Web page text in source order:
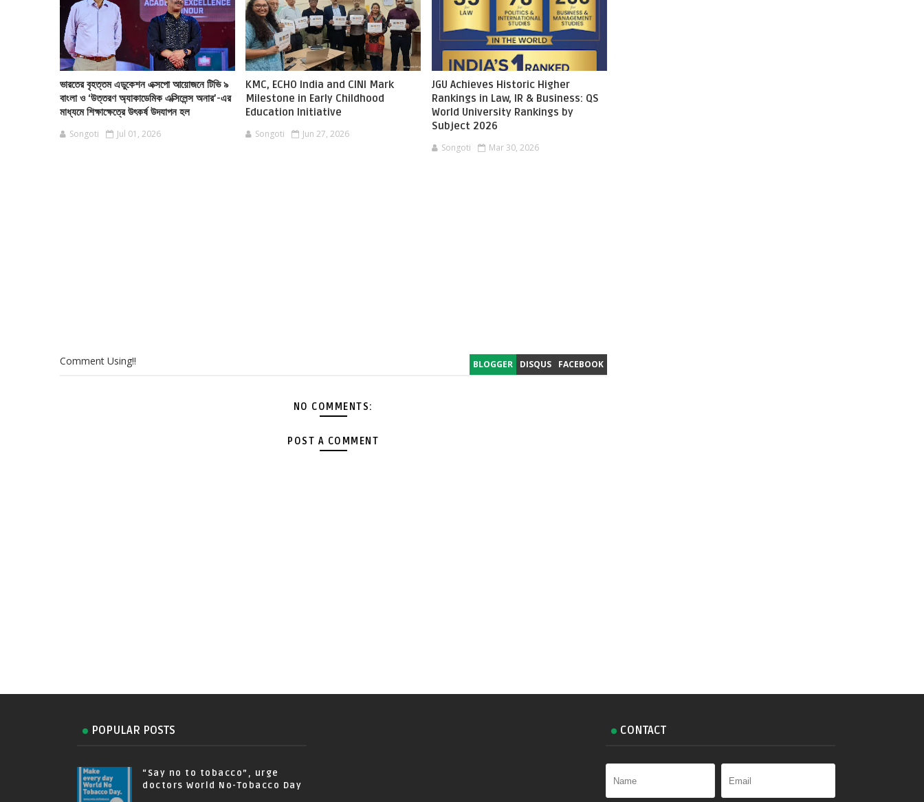
ভারতের বৃহত্তম এডুকেশন এক্সপো আয়োজনে টিভি ৯
বাংলা ও ‘উত্তরণ অ্যাকাডেমিক এক্সিলেন্স অনার’-এর
মাধ্যমে শিক্ষাক্ষেত্রে উৎকর্ষ উদযাপন হল
Songoti Jul 01, 2026
KMC, ECHO India and CINI Mark
Milestone in Early Childhood
Education Initiative
Songoti Jun 27, 2026
JGU Achieves Historic Higher
Rankings in Law, IR & Business: QS
World University Rankings by
Subject 2026
Songoti Mar 30, 2026
BLOGGER DISQUS FACEBOOK
Comment Using!!
NO COMMENTS:
POST A COMMENT
POPULAR POSTS
“Say no to tobacco”, urge
doctors World No-Tobacco Day
CONTACT